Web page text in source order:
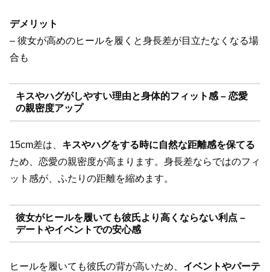
デメリット
– 彼女が高めのヒールを履くと身長差が目立たなくなる場
合も
キスやハグがしやすい理由と身体的フィット感 – 恋愛
の親密度アップ
15cm差は、 キスやハグをする時に自然な距離感を保てる
ため、恋愛の親密度が高まります。身長差ならではのフィ
ット感が、ふたりの距離を縮めます。
彼女がヒールを履いても彼氏より高くならない利点 –
デートやイベントでの安心感
ヒールを履いても彼氏の背が高いため、 イベントやパーテ